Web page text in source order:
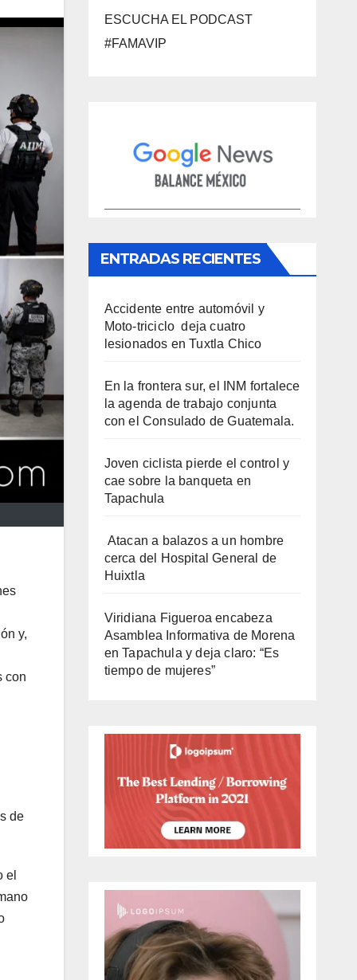
y,
con
de
el
ESCUCHA EL PODCAST
#FAMAVIP
ENTRADAS RECIENTES
Accidente entre automóvil y
Moto-triciclo deja cuatro
lesionados en Tuxtla Chico
En la frontera sur, el INM fortalece
la agenda de trabajo conjunta
con el Consulado de Guatemala.
Joven ciclista pierde el control y
cae sobre la banqueta en
Tapachula
Atacan a balazos a un hombre
cerca del Hospital General de
Huixtla
Viridiana Figueroa encabeza
Asamblea Informativa de Morena
en Tapachula y deja claro: “Es
tiempo de mujeres”